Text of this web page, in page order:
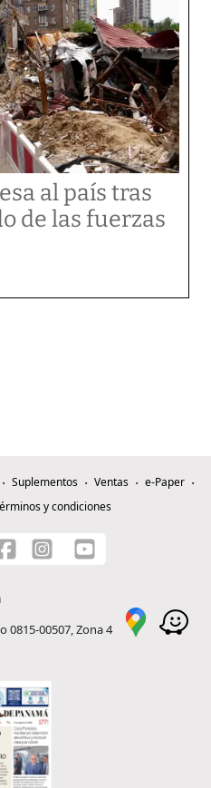
al país tras
de las fuerzas
Suplementos Ventas
e-Paper
y condiciones
0815-00507, Zona 4